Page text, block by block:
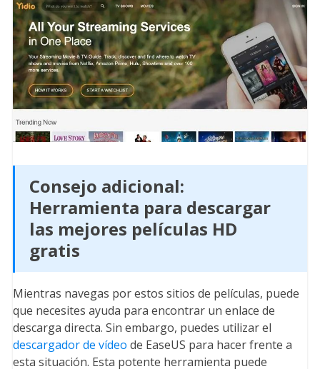
Consejo adicional:
Herramienta para descargar
las mejores películas HD
gratis
Mientras navegas por estos sitios de películas, puede
que necesites ayuda para encontrar un enlace de
descarga directa. Sin embargo, puedes utilizar el
descargador de vídeo de EaseUS para hacer frente a
esta situación. Esta potente herramienta puede